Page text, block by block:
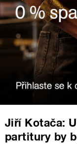
Jiří Kotača:
partitury by